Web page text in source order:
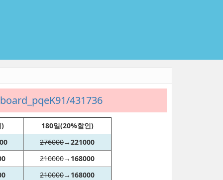
431736
)
180일(20%할인)
276000→221000
210000→ 168000
210000→ 168000